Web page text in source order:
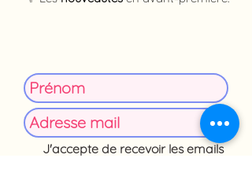
J'accepte de recevoir les emails